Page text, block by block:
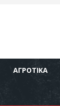
ΑΓΡΟΤΙΚΆ